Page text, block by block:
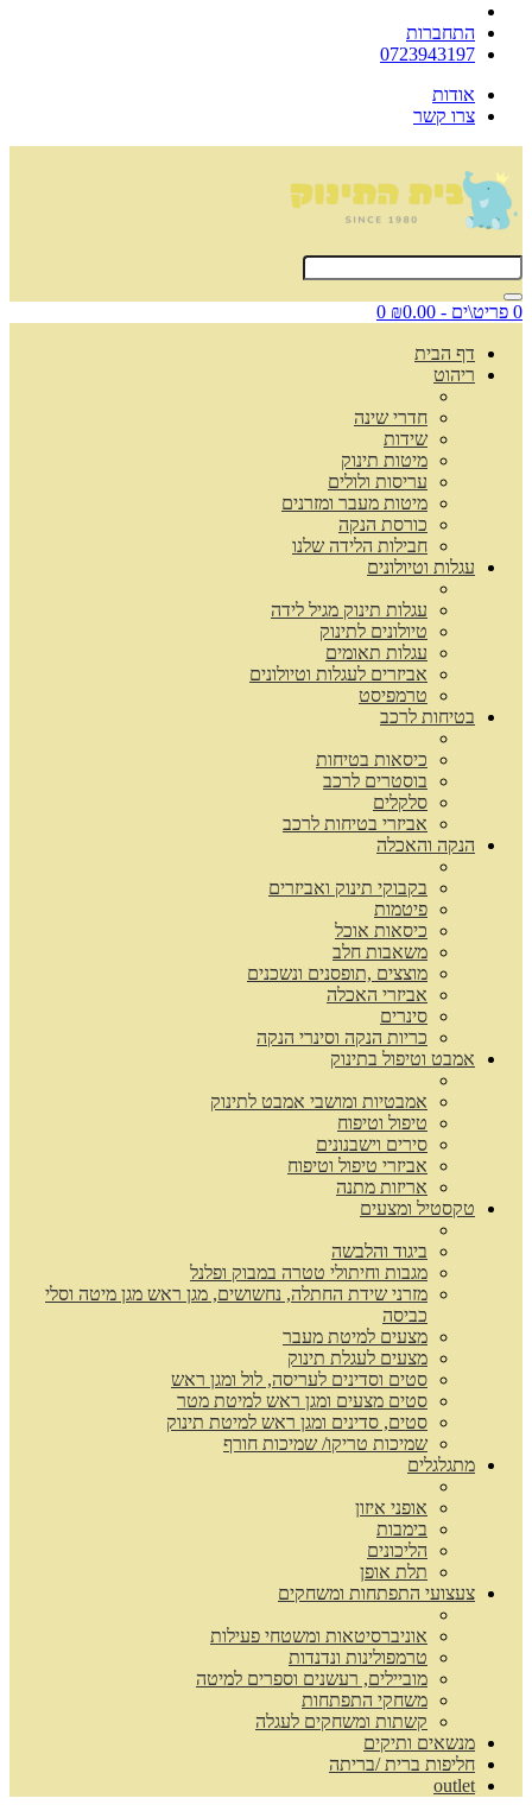
התחברות
0723943197
אודות
צרו קשר
0 פריט\ים - ₪0.00 0
דף הבית
ריהוט
חדרי שינה
שידות
מיטות תינוק
עריסות ולולים
מיטות מעבר ומזרנים
כורסת הנקה
חבילות הלידה שלנו
עגלות וטיולונים
עגלות תינוק מגיל לידה
טיולונים לתינוק
עגלות תאומים
אביזרים לעגלות וטיולונים
טרמפיסט
בטיחות לרכב
כיסאות בטיחות
בוסטרים לרכב
סלקלים
אביזרי בטיחות לרכב
הנקה והאכלה
בקבוקי תינוק ואביזרים
פיטמות
כיסאות אוכל
משאבות חלב
מוצצים ,תופסנים ונשכנים
אביזרי האכלה
סינרים
כריות הנקה וסינרי הנקה
אמבט וטיפול בתינוק
אמבטיות ומושבי אמבט לתינוק
טיפול וטיפוח
סירים וישבנונים
אביזרי טיפול וטיפוח
אריזות מתנה
טקסטיל ומצעים
ביגוד והלבשה
מגבות וחיתולי טטרה במבוק ופלנל
מזרני שידת החתלה, נחשושים, מגן ראש מגן מיטה וסלי
כביסה
מצעים למיטת מעבר
מצעים לעגלת תינוק
סטים וסדינים לעריסה, לול ומגן ראש
סטים מצעים ומגן ראש למיטת מטר
סטים, סדינים ומגן ראש למיטת תינוק
שמיכות טריקו/ שמיכות חורף
מתגלגלים
אופני איזון
בימבות
הליכונים
תלת אופן
צעצועי התפתחות ומשחקים
אוניברסיטאות ומשטחי פעילות
טרמפולינות ונדנדות
מוביילים, רעשנים וספרים למיטה
משחקי התפתחות
קשתות ומשחקים לעגלה
מנשאים ותיקים
חליפות ברית /בריתה
outlet